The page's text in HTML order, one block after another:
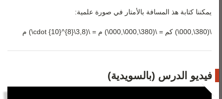
يمكننا كتابة هذ المسافة بالأمتار في صورة علمية:
\(380\,000\) كم = \(380\,000\,000\) م = \(3,8\cdot {10}^{8}\) م
فيديو الدرس (بالسويدية)